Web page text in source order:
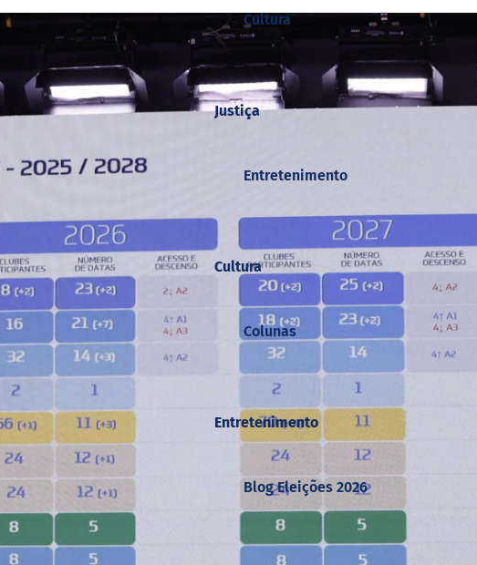
Cultura
Entretenimento
Colunas
Blog Eleições 2026
Justiça
Cultura
Entretenimento